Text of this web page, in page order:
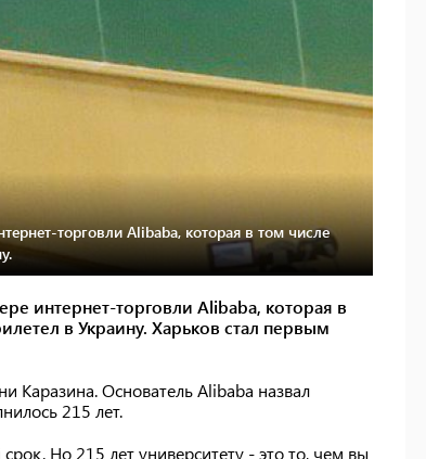
торговли Alibaba, которая в том числе
интернет-торговли Alibaba, которая в
в Украину. Харьков стал первым
Каразина. Основатель Alibaba назвал
215 лет.
Но 215 лет университету - это то, чем вы